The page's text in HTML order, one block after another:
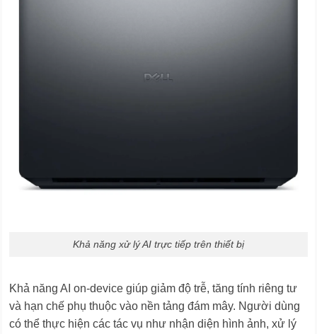
Khả năng xử lý AI trực tiếp trên thiết bị
Khả năng AI on-device giúp giảm độ trễ, tăng tính riêng tư
và hạn chế phụ thuộc vào nền tảng đám mây. Người dùng
có thể thực hiện các tác vụ như nhận diện hình ảnh, xử lý